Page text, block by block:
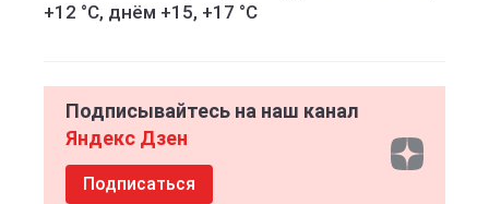
+12 °C, днём +15, +17 °C
Подписывайтесь на наш канал
Яндекс Дзен
Подписаться